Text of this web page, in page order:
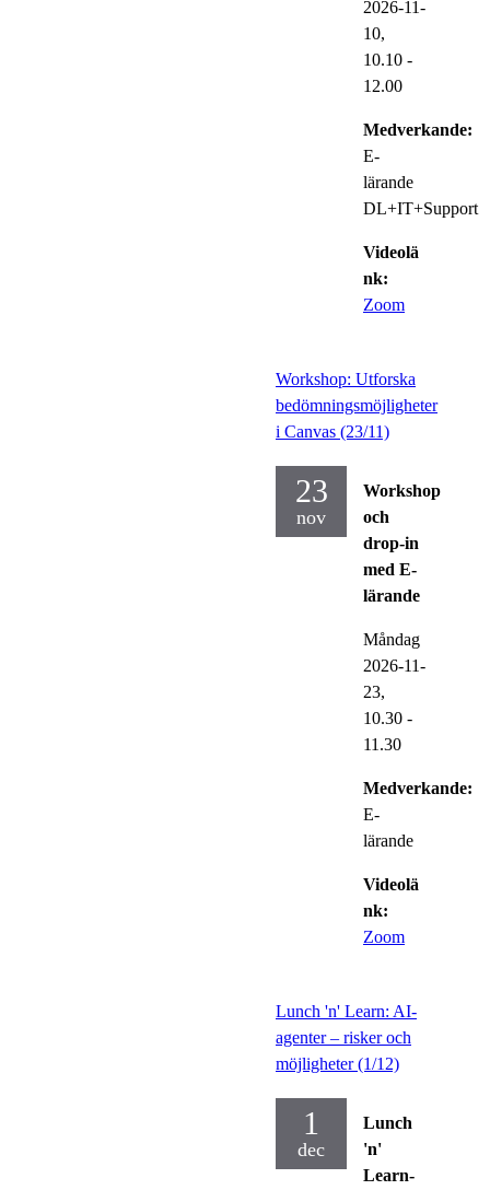
2026-11-
10,
10.10 -
12.00
Medverkande:
E-
lärande
DL+IT+Support
Videolä
nk:
Zoom
Workshop: Utforska
bedömningsmöjligheter
i Canvas (23/11)
23
nov
Workshop
och
drop-in
med E-
lärande
Måndag
2026-11-
23,
10.30 -
11.30
Medverkande:
E-
lärande
Videolä
nk:
Zoom
Lunch 'n' Learn: AI-
agenter – risker och
möjligheter (1/12)
1
dec
Lunch
'n'
Learn-